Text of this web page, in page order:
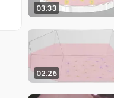
03:33
02:26